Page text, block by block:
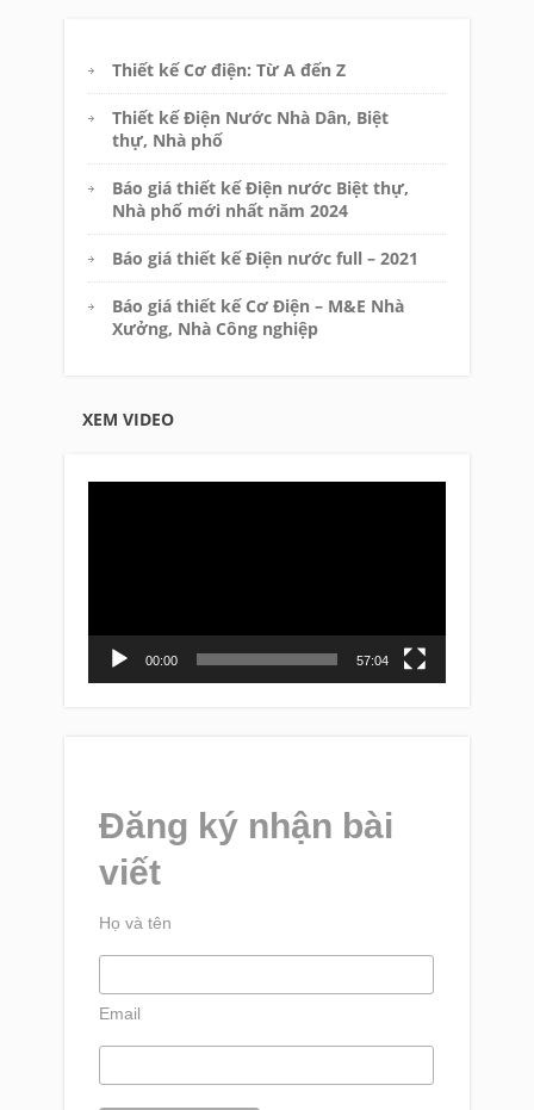
Thiết kế Cơ điện: Từ A đến Z
Thiết kế Điện Nước Nhà Dân, Biệt
thự, Nhà phố
Báo giá thiết kế Điện nước Biệt thự,
Nhà phố mới nhất năm 2024
Báo giá thiết kế Điện nước full – 2021
Báo giá thiết kế Cơ Điện – M&E Nhà
Xưởng, Nhà Công nghiệp
XEM VIDEO
00:00 57:04
Đăng ký nhận bài
viết
Họ và tên
Email